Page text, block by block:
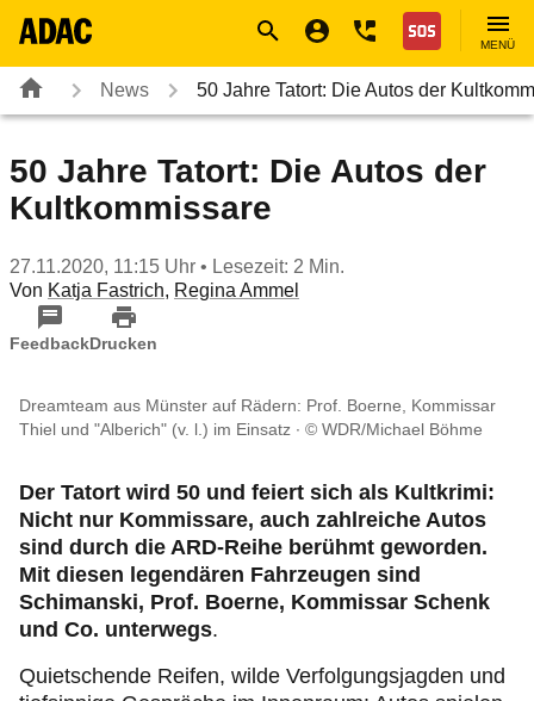
Nothilfe
MENÜ
News 50 Jahre Tatort: Die Autos der
50 Jahre Tatort: Die Autos der
Kultkommissare
27.11.2020, 11:15 Uhr • Lesezeit: 2 Min.
Von Katja Fastrich, Regina Ammel
FeedbackDrucken
Dreamteam aus Münster auf Rädern: Prof. Boerne, Kommissar
Thiel und "Alberich" (v. l.) im Einsatz
© WDR/Michael Böhme
Der Tatort wird 50 und feiert sich als Kultkrimi:
Nicht nur Kommissare, auch zahlreiche Autos
sind durch die ARD-Reihe berühmt geworden.
Mit diesen legendären Fahrzeugen sind
Schimanski, Prof. Boerne, Kommissar Schenk
und Co. unterwegs.
Quietschende Reifen, wilde Verfolgungsjagden und